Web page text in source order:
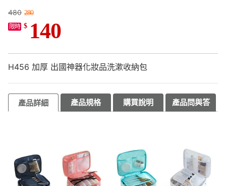
480 280
限時 $ 140
H456 加厚 出國神器化妝品洗漱收納包
產品詳細 產品規格 購買說明 產品問與答